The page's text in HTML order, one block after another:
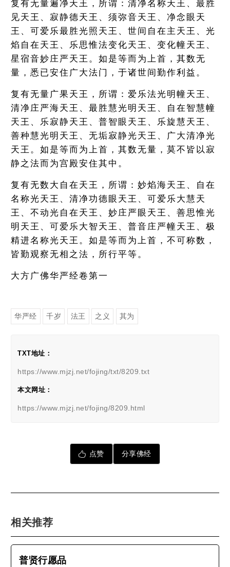
复有无量遍净天王，所谓：清净名称天王、最胜
见天王、寂静德天王、须弥音天王、净念眼天
王、可爱乐最胜光照天王、世间自在主天王、光
焰自在天王、乐思惟法变化天王、变化幢天王、
星宿音妙庄严天王。如是等而为上首，其数无
量，悉已安住广大法门，于诸世间勤作利益。
复有无量广果天王，所谓：爱乐法光明幢天王、
清净庄严海天王、最胜慧光明天王、自在智慧幢
天王、乐寂静天王、普智眼天王、乐旋慧天王、
善种慧光明天王、无垢寂静光天王、广大清净光
天王。如是等而为上首，其数无量，莫不皆以寂
静之法而为宫殿安住其中。
复有无数大自在天王，所谓：妙焰海天王、自在
名称光天王、清净功德眼天王、可爱乐大慧天
王、不动光自在天王、妙庄严眼天王、善思惟光
明天王、可爱乐大智天王、普音庄严幢天王、极
精进名称光天王。如是等而为上首，不可称数，
皆勤观察无相之法，所行平等。
大方广佛华严经卷第一
华严经 千岁 法王 之义 其为
TXT地址：
https://www.mjzj.net/fojing/txt/8209.txt
本文网址：
https://www.mjzj.net/fojing/8209.html
点赞 分享佛经
相关推荐
普贤行愿品